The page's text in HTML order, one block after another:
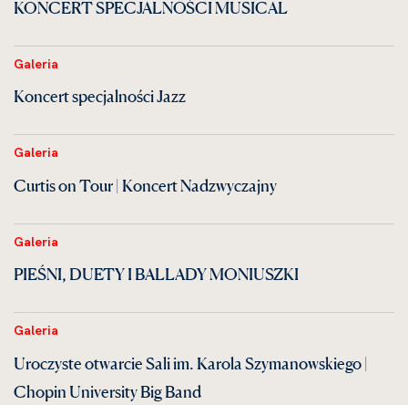
KONCERT SPECJALNOŚCI MUSICAL
Galeria
Koncert specjalności Jazz
Galeria
Curtis on Tour | Koncert Nadzwyczajny
Galeria
PIEŚNI, DUETY I BALLADY MONIUSZKI
Galeria
Uroczyste otwarcie Sali im. Karola Szymanowskiego |
Chopin University Big Band